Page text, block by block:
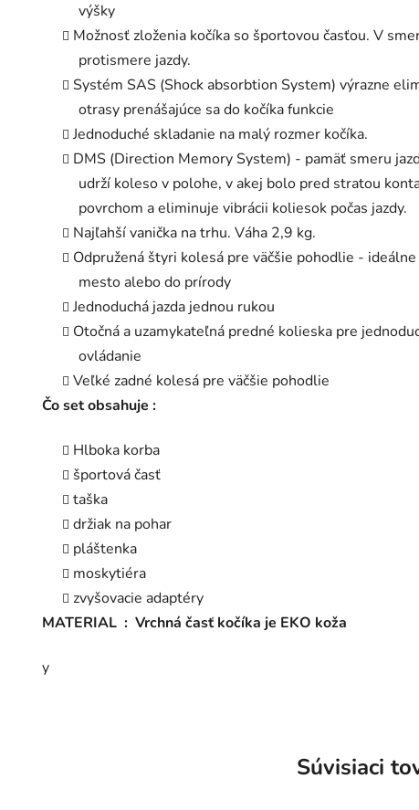
výšky
Možnosť zloženia kočíka so športovou časťou. V
protismere jazdy.
Systém SAS (Shock absorbtion System) výrazne
otrasy prenášajúce sa do kočíka funkcie
Jednoduché skladanie na malý rozmer kočíka.
DMS (Direction Memory System) - pamäť smeru
udrží koleso v polohe, v akej bolo pred stratou
povrchom a eliminuje vibrácii koliesok počas jazdy.
Najľahší vanička na trhu. Váha 2,9 kg.
Odpružená štyri kolesá pre väčšie pohodlie -
mesto alebo do prírody
Jednoduchá jazda jednou rukou
Otočná a uzamykateľná predné kolieska pre
ovládanie
Veľké zadné kolesá pre väčšie pohodlie
Čo set obsahuje :
Hlboka korba
športová časť
taška
držiak na pohar
pláštenka
moskytiéra
zvyšovacie adaptéry
MATERIAL : Vrchná časť kočíka je EKO koža
y
Súvisiaci